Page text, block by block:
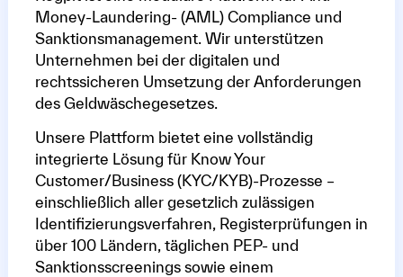
Money-Laundering- (AML) Compliance und
Sanktionsmanagement. Wir unterstützen
Unternehmen bei der digitalen und
rechtssicheren Umsetzung der Anforderungen
des Geldwäschegesetzes.
Unsere Plattform bietet eine vollständig
integrierte Lösung für Know Your
Customer/Business (KYC/KYB)-Prozesse –
einschließlich aller gesetzlich zulässigen
Identifizierungsverfahren, Registerprüfungen in
über 100 Ländern, täglichen PEP- und
Sanktionsscreenings sowie einem